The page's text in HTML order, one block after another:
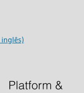
inglês)